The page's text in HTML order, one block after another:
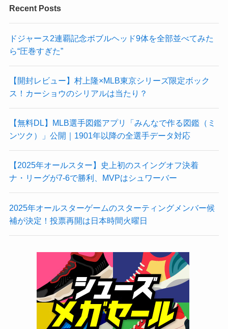
Recent Posts
ドジャース2連覇記念ボブルヘッド9体を全部並べてみた
ら“圧巻すぎた”
【開封レビュー】村上隆×MLB東京シリーズ限定ボック
ス！カーショウのシリアルは当たり？
【無料DL】MLB選手図鑑アプリ「みんなで作る図鑑（ミ
ンツク）」公開｜1901年以降の全選手データ対応
【2025年オールスター】史上初のスイングオフ決着
ナ・リーグが7-6で勝利、MVPはシュワーバー
2025年オールスターゲームのスターティングメンバー候
補が決定！投票再開は日本時間火曜日